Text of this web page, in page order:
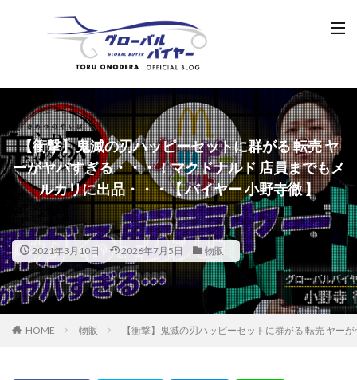
【衝撃】鬼滅の刃ハッピーセットに群がる 転売 ヤ
ーがヤバすぎる・・・！マクドナルド 店員までもメ
ルカリに出品・・・【 バイヤー 小野寺徹 】
2021年3月10日 2026年7月5日 物販
HOME 物販 【衝撃】鬼滅の刃ハッピーセットに群がる 転売 ヤー